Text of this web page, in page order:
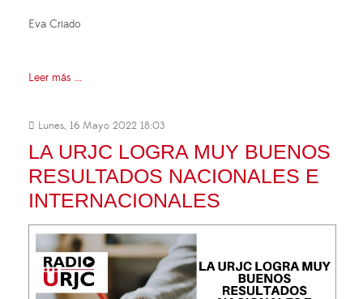
Eva Criado
Leer más ...
Lunes, 16 Mayo 2022 18:03
LA URJC LOGRA MUY BUENOS
RESULTADOS NACIONALES E
INTERNACIONALES